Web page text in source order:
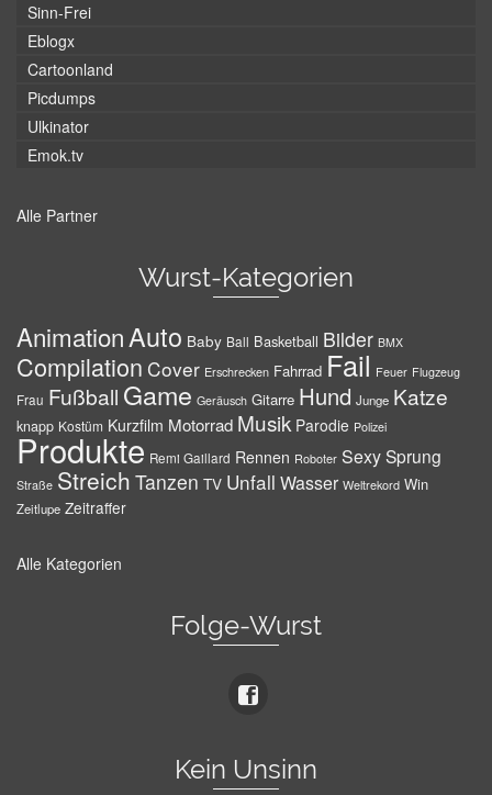
Sinn-Frei
Eblogx
Cartoonland
Picdumps
Ulkinator
Emok.tv
Alle Partner
Wurst-Kategorien
AnimationAuto Baby Ball Basketball Bilder BMX
Compilation Cover Erschrecken Fahrrad Fail Feuer Flugzeug
Frau Fußball Game Geräusch Gitarre Hund Junge Katze
knapp Kostüm Kurzfilm Motorrad Musik Parodie Polizei
Produkte Remi Gaillard Rennen Roboter SexySprung
Straße Streich Tanzen TV Unfall Wasser Weltrekord Win
Zeitlupe Zeitraffer
Alle Kategorien
Folge-Wurst
Kein Unsinn